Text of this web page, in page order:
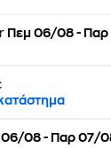
Πεμ 06/08 - Παρ
06/08 - Παρ 07/